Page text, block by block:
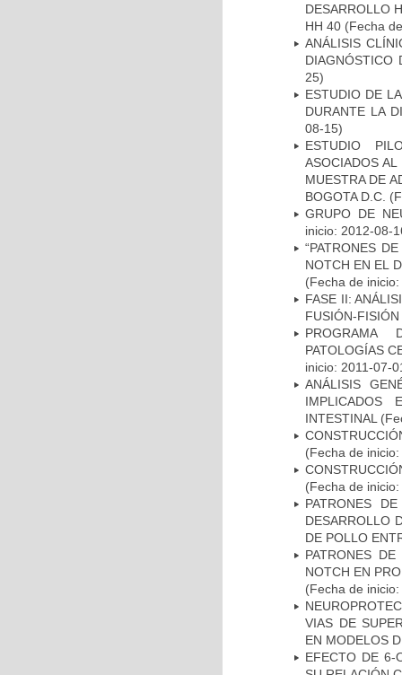
DESARROLLO
HH 40 (Fecha
ANÁLISIS
DIAGNÓSTICO
25)
ESTUDIO DE
DURANTE LA
08-15)
ESTUDIO
ASOCIADOS
MUESTRA DE
BOGOTA D.C.
GRUPO DE
inicio: 2012-08-
“PATRONES
NOTCH EN EL
(Fecha de
FASE II:
FUSIÓN-
PROGRAMA
PATOLOGÍAS
inicio: 2011-07-
ANÁLISIS
IMPLICADOS
INTESTINAL
(Fecha de
(Fecha de
PATRONES
DESARROLLO
DE POLLO
PATRONES
NOTCH EN
(Fecha de
VIAS DE
EN MODELOS
EFECTO DE 6-